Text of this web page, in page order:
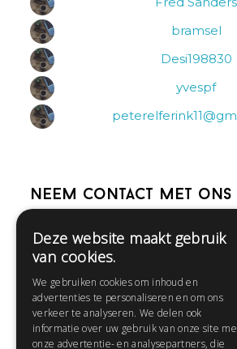
bramsel
Desi198830
yvespf
Neem contact met ons
Help
Contact
Huisregels
Deze website maakt gebruik
van cookies.
We gebruiken cookies om inhoud en
advertenties te personaliseren en om ons
verkeer te analyseren. We delen ook
informatie over uw gebruik van onze site
onze advertentie- en analysepartners, die